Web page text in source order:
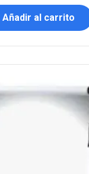
Añadir al carrito